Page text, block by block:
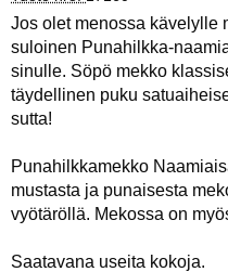
Jos olet menossa kävelylle
suloinen Punahilkka-
sinulle. Söpö mekko
täydellinen puku
sutta!
Punahilkkamekko
mustasta ja punaisesta
vyötäröllä. Mekossa on
Saatavana useita kokoja.